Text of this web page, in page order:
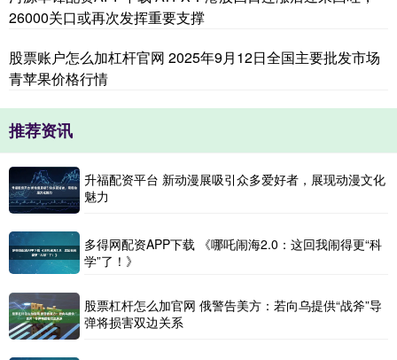
26000关口或再次发挥重要支撑
股票账户怎么加杠杆官网 2025年9月12日全国主要批发市场
青苹果价格行情
推荐资讯
升福配资平台 新动漫展吸引众多爱好者，展现动漫文化
魅力
多得网配资APP下载 《哪吒闹海2.0：这回我闹得更“科
学”了！》
股票杠杆怎么加官网 俄警告美方：若向乌提供“战斧”导
弹将损害双边关系